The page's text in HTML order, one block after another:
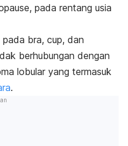
pada rentang usia
pada bra, cup, dan
berhubungan dengan
lobular yang termasuk
.